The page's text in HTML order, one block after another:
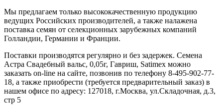
Мы предлагаем только высококачественную продукцию
ведущих Российских производителей, а также налажена
поставка семян от селекционных зарубежных компаний
Голландии, Германии и Франции.
Поставки производятся регулярно и без задержек. Семена
Астра Свадебный вальс, 0,05г, Гавриш, Satimex можно
заказать on-line на сайте, позвонив по телефону 8-495-902-77-
18, а также приобрести (требуется предварительный заказ) в
нашем офисе по адресу: 127018, г.Москва, ул.Складочная, д.3,
стр 5